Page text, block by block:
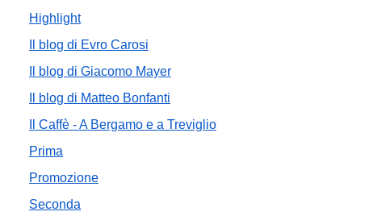
Highlight
Il blog di Evro Carosi
Il blog di Giacomo Mayer
Il blog di Matteo Bonfanti
Il Caffè - A Bergamo e a Treviglio
Prima
Promozione
Seconda